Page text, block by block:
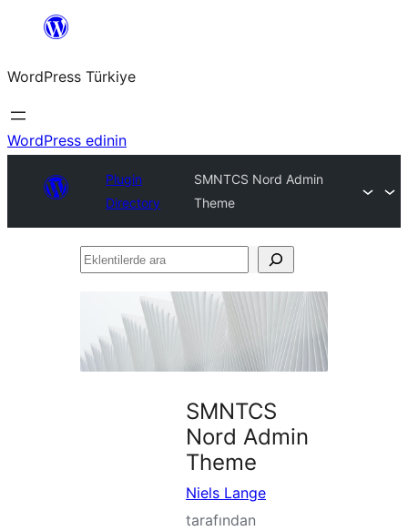
İçeriğe
WordPress Türkiye
WordPress edinin
Plugin
Directory
SMNTCS Nord Admin
Theme
Eklentilerde
SMNTCS
Nord Admin
Theme
Niels Lange
tarafından